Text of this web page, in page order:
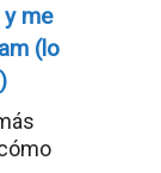
me
(lo